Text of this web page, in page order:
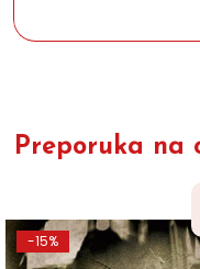
Preporuka na
-15%